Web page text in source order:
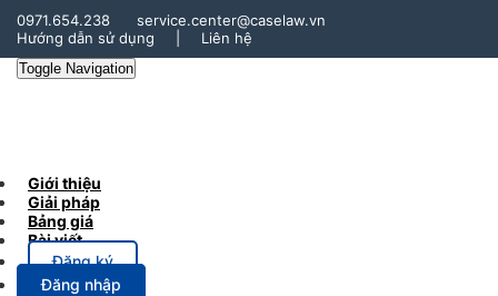
0971.654.238
service.center@caselaw.vn
Hướng dẫn sử dụng
Liên hệ
Toggle Navigation
Giới thiệu
Giải pháp
Bảng giá
Bài viết
Đăng ký
Đăng nhập